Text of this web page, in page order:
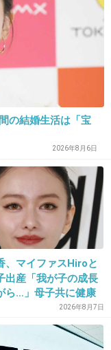
多いよね。
らまだわかる
ネタにするとか
く、なかなか
してたの？
-2
の結婚生活は「宝
2026年8月6日
、マイファスHiroと
出産「我が子の成長
ら…」母子共に健康
2026年8月7日